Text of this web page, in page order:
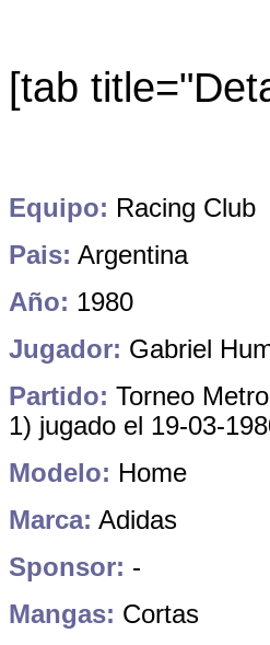
[tab
Equipo: Racing Club
Pais: Argentina
Año: 1980
Jugador: Gabriel
Partido: Torneo
1) jugado el 19-03-
Modelo: Home
Marca: Adidas
Sponsor: -
Mangas: Cortas